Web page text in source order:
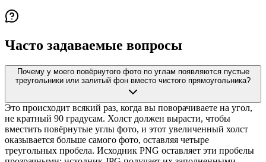
Часто задаваемые вопросы
Почему у моего повёрнутого фото по углам появляются пустые
треугольники или залитый фон вместо чистого прямоугольника?
Это происходит всякий раз, когда вы поворачиваете на угол,
не кратный 90 градусам. Холст должен вырасти, чтобы
вместить повёрнутые углы фото, и этот увеличенный холст
оказывается больше самого фото, оставляя четыре
треугольных пробела. Исходник PNG оставляет эти пробелы